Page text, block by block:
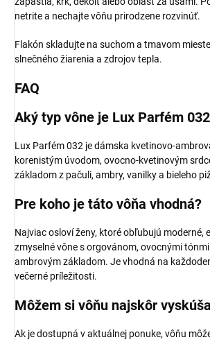
netrite a nechajte vôňu prirodzene rozvinúť.
Flakón skladujte na suchom a tmavom
slnečného žiarenia a zdrojov tepla.
FAQ
Aký typ vône je Lux Parfém
Lux Parfém 032 je dámska kvetinovo-
korenistým úvodom, ovocno-kvetinovým
základom z pačuli, ambry, vanilky a bieleho
Pre koho je táto vôňa vhodná?
Najviac osloví ženy, ktoré obľubujú moderné,
zmyselné vône s orgovánom, ovocnými
ambrovým základom. Je vhodná na
večerné príležitosti.
Môžem si vôňu najskôr
Ak je dostupná v aktuálnej ponuke, vôňu